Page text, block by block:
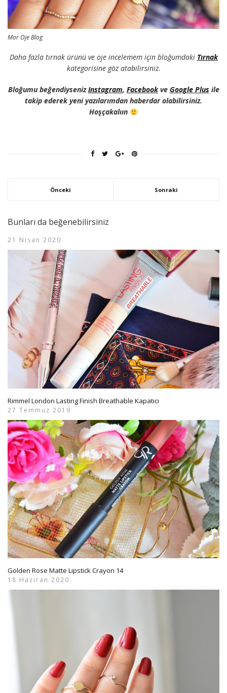
Mor Oje Blog
Daha fazla tırnak ürünü ve oje incelemem için bloğumdaki Tırnak
kategorisine göz atabilirsiniz.
Bloğumu beğendiysenizInstagram, Facebookve Google Plusile
takip ederek yeni yazılarımdan haberdar olabilirsiniz.
Hoşçakalıın
Önceki Sonraki
Bunları da beğenebilirsiniz
21 Nisan 2020
Rimmel London Lasting Finish Breathable Kapatıcı
27 Temmuz 2019
Golden Rose Matte Lipstick Crayon 14
18 Haziran 2020